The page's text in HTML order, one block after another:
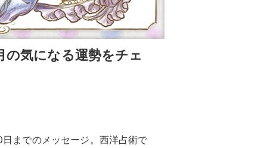
気になる運勢をチェ
までのメッセージ。西洋占術で